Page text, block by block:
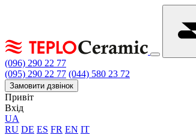
(096) 290 22 77
(095) 290 22 77 (044) 580 23 72
Замовити дзвінок
Привіт
Вхід
UA
RU DE ES FR EN IT